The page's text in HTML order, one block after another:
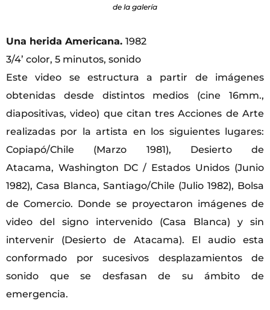
de la galería
Una herida Americana. 1982
3/4’ color, 5 minutos, sonido
Este video se estructura a partir de imágenes
obtenidas desde distintos medios (cine 16mm.,
diapositivas, video) que citan tres Acciones de Arte
realizadas por la artista en los siguientes lugares:
Copiapó/Chile (Marzo 1981), Desierto de
Atacama, Washington DC / Estados Unidos (Junio
1982), Casa Blanca, Santiago/Chile (Julio 1982), Bolsa
de Comercio. Donde se proyectaron imágenes de
video del signo intervenido (Casa Blanca) y sin
intervenir (Desierto de Atacama). El audio esta
conformado por sucesivos desplazamientos de
sonido que se desfasan de su ámbito de
emergencia.